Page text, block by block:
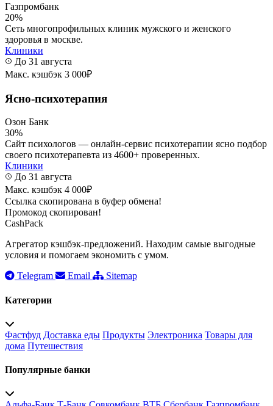
Газпромбанк
20%
Сеть многопрофильных клиник мужского и женского
здоровья в москве.
Клиники
До 31 августа
Макс. кэшбэк 3 000₽
Ясно-психотерапия
Озон Банк
30%
Сайт психологов — онлайн-сервис психотерапии ясно подбор
своего психотерапевта из 4600+ проверенных.
Клиники
До 31 августа
Макс. кэшбэк 4 000₽
Ссылка скопирована в буфер обмена!
Промокод скопирован!
CashPack
Агрегатор кэшбэк-предложений. Находим самые выгодные
условия и помогаем экономить с умом.
Telegram
Email Sitemap
Категории
Фастфуд Доставка еды Продукты Электроника Товары для
дома Путешествия
Популярные банки